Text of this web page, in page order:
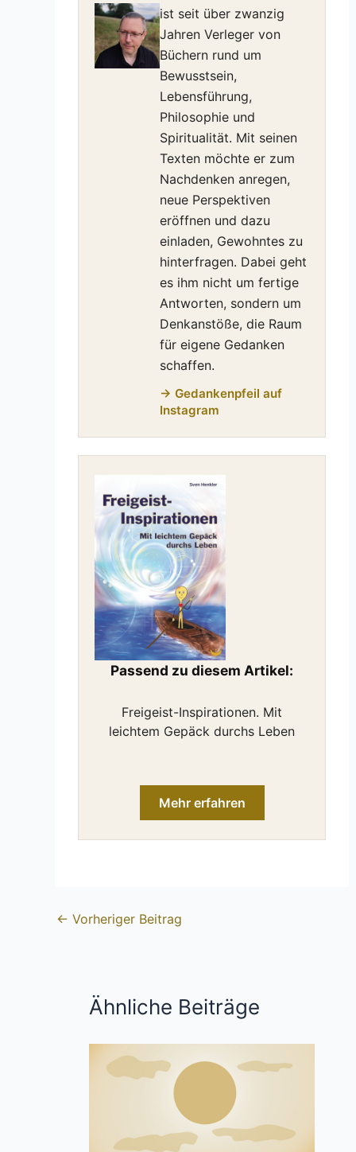
ist seit über zwanzig
Jahren Verleger von
Büchern rund um
Bewusstsein,
Lebensführung,
Philosophie und
Spiritualität. Mit seinen
Texten möchte er zum
Nachdenken anregen,
neue Perspektiven
eröffnen und dazu
einladen, Gewohntes zu
hinterfragen. Dabei geht
es ihm nicht um fertige
Antworten, sondern um
Denkanstöße, die Raum
für eigene Gedanken
schaffen.
→ Gedankenpfeil auf
Instagram
Passend zu diesem Artikel:
Freigeist-Inspirationen. Mit
leichtem Gepäck durchs Leben
Mehr erfahren
← Vorheriger Beitrag
Ähnliche Beiträge